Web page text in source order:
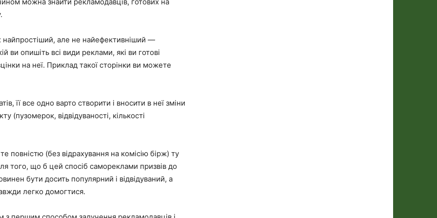
але не найефективніший —
ви опишіть всі види реклами, які ви готові
на неї. Приклад такої сторінки ви можете
її все одно варто створити і вносити в неї зміни
(пузомерок, відвідуваності, кількості
(без відрахування на комісію бірж) ту
того, що б цей спосіб самореклами призвів до
бути досить популярний і відвідуваний, а
легко домогтися.